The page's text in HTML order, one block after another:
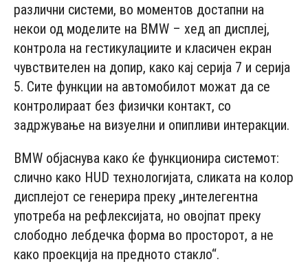
различни системи, во моментов достапни на
некои од моделите на BMW – хед ап дисплеј,
контрола на гестикулациите и класичен екран
чувствителен на допир, како кај серија 7 и серија
5. Сите функции на автомобилот можат да се
контролираат без физички контакт, со
задржување на визуелни и опипливи интеракции.
BMW објаснува како ќе функционира системот:
слично како HUD технологијата, сликата на колор
дисплејот се генерира преку „интелегентна
употреба на рефлексијата, но овојпат преку
слободно лебдечка форма во просторот, а не
како проекција на предното стакло“.